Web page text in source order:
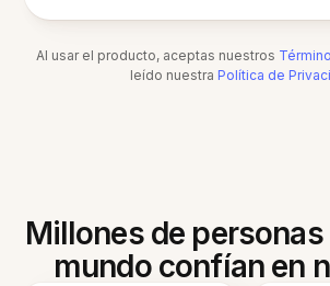
Al usar el producto, aceptas nuestros
leído nuestra Política de
Millones de personas
mundo confían en